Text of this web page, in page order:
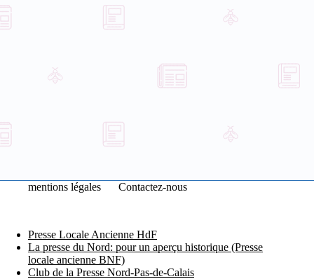
mentions légales Contactez-nous
Presse Locale Ancienne HdF
La presse du Nord: pour un aperçu historique (Presse
locale ancienne BNF)
Club de la Presse Nord-Pas-de-Calais